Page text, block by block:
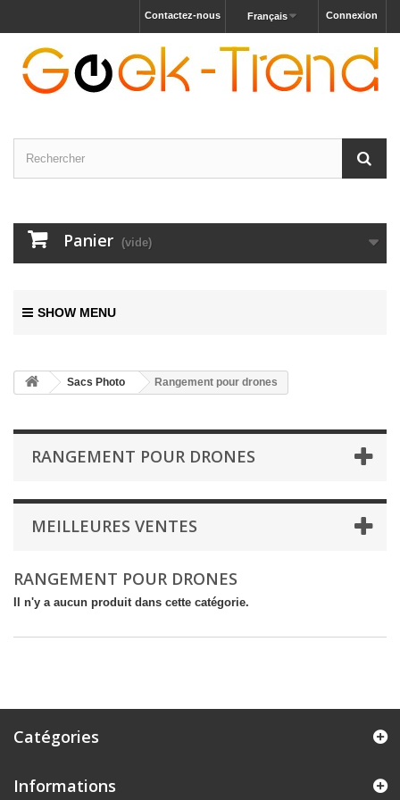
Connexion
Français
Contactez-nous
Panier (vide)
SHOW MENU
Sacs Photo Rangement pour drones
RANGEMENT POUR DRONES
MEILLEURES VENTES
RANGEMENT POUR DRONES
Il n'y a aucun produit dans cette catégorie.
Catégories
Informations